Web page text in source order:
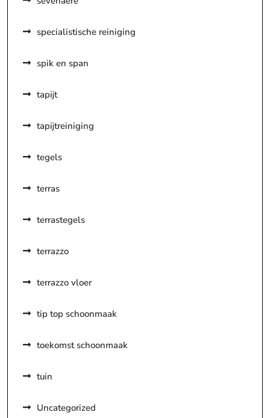
specialistische reiniging
spik en span
tapijt
tapijtreiniging
tegels
terras
terrastegels
terrazzo
terrazzo vloer
tip top schoonmaak
toekomst schoonmaak
tuin
Uncategorized